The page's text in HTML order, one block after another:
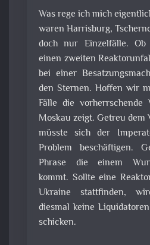
Was rege ich mich
waren Harrisburg,
doch nur Einzelfälle.
einen zweiten
bei einer
den Sternen. Hoffen wir
Fälle die vorherrschende
Moskau zeigt. Getreu
müsste sich der
Problem beschäftigen.
Phrase die einem
kommt. Sollte eine
Ukraine stattfinden,
diesmal keine
schicken.